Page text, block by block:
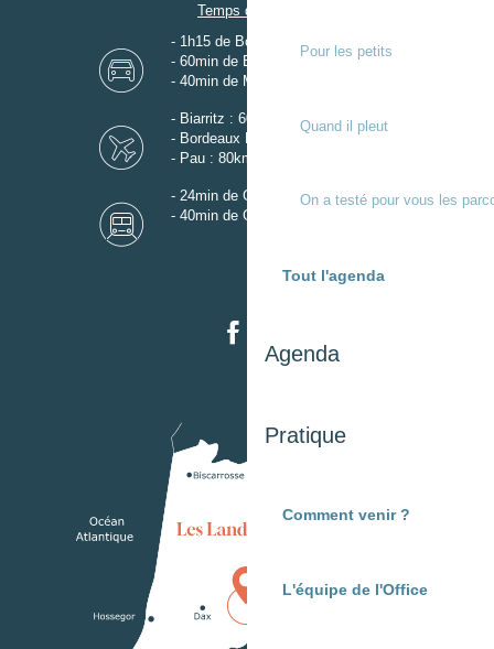
Pour les petits
Quand il pleut
On a testé pour vous les
Tout l'agenda
Agenda
Pratique
Comment venir ?
L'équipe de l'Office
Temps de trajet
- 1h15 de Bordeaux
- 60min de Biarritz
- 40min de Mont-de-Marsan
- Biarritz : 60km
- Bordeaux Mérignac : 110km
- Pau : 80km
- 24min de Gare de Dax
- 40min de Gare de Mont-de-Marsan